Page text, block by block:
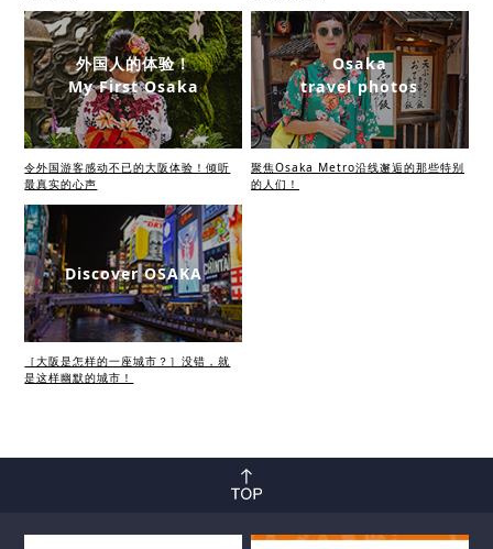
外国人的体验！
My First Osaka
令外国游客感动不已的大阪体验！倾听
最真实的心声
Osaka
travel photos
聚焦Osaka Metro沿线邂逅的那些特别
的人们！
Discover OSAKA
［大阪是怎样的一座城市？］没错，就
是这样幽默的城市！